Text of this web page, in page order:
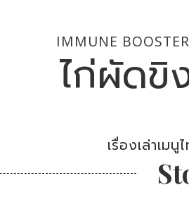
IMMUNE
ไก่ผัดขิ
เรื่องเล่าเมนู